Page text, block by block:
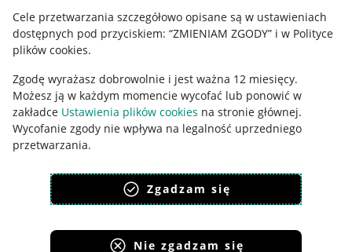
Cele przetwarzania szczegółowo opisane są w ustawieniach
dostępnych pod przyciskiem: “ZMIENIAM ZGODY” i w Polityce
plików cookies.
Zgodę wyrażasz dobrowolnie i jest ważna 12 miesięcy.
Możesz ją w każdym momencie wycofać lub ponowić w
zakładce Ustawienia plików cookies na stronie głównej.
Wycofanie zgody nie wpływa na legalność uprzedniego
przetwarzania.
polityka plików cookies
polityka ochrony prywatności
Zgadzam się
Nie zgadzam się
Informacje dla Aktu o Usługach Cyfrowych
Pobierz aplikację